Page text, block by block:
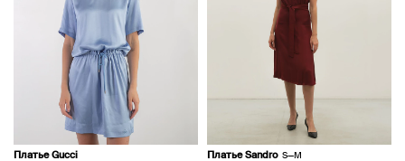
Платье Gucci
Платье Sandro S—M